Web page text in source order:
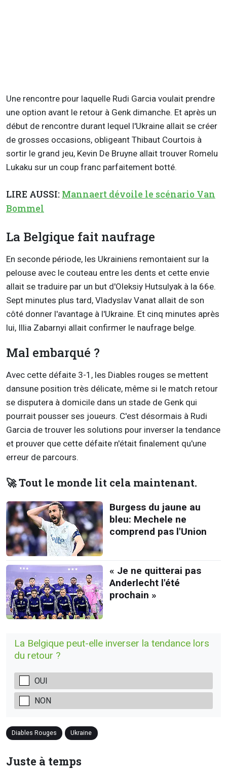
Une rencontre pour laquelle Rudi Garcia voulait prendre
une option avant le retour à Genk dimanche. Et après un
début de rencontre durant lequel l'Ukraine allait se créer
de grosses occasions, obligeant Thibaut Courtois à
sortir le grand jeu, Kevin De Bruyne allait trouver Romelu
Lukaku sur un coup franc parfaitement botté.
LIRE AUSSI: Mannaert dévoile le scénario Van
Bommel
La Belgique fait naufrage
En seconde période, les Ukrainiens remontaient sur la
pelouse avec le couteau entre les dents et cette envie
allait se traduire par un but d'Oleksiy Hutsulyak à la 66e.
Sept minutes plus tard, Vladyslav Vanat allait de son
côté donner l'avantage à l'Ukraine. Et cinq minutes après
lui, Illia Zabarnyi allait confirmer le naufrage belge.
Mal embarqué ?
Avec cette défaite 3-1, les Diables rouges se mettent
dansune position très délicate, même si le match retour
se disputera à domicile dans un stade de Genk qui
pourrait pousser ses joueurs. C'est désormais à Rudi
Garcia de trouver les solutions pour inverser la tendance
et prouver que cette défaite n'était finalement qu'une
erreur de parcours.
🚀 Tout le monde lit cela maintenant.
Burgess du jaune au
bleu: Mechele ne
comprend pas l'Union
« Je ne quitterai pas
Anderlecht l'été
prochain »
La Belgique peut-elle inverser la tendance lors
du retour ?
OUI
NON
Diables Rouges Ukraine
Juste à temps